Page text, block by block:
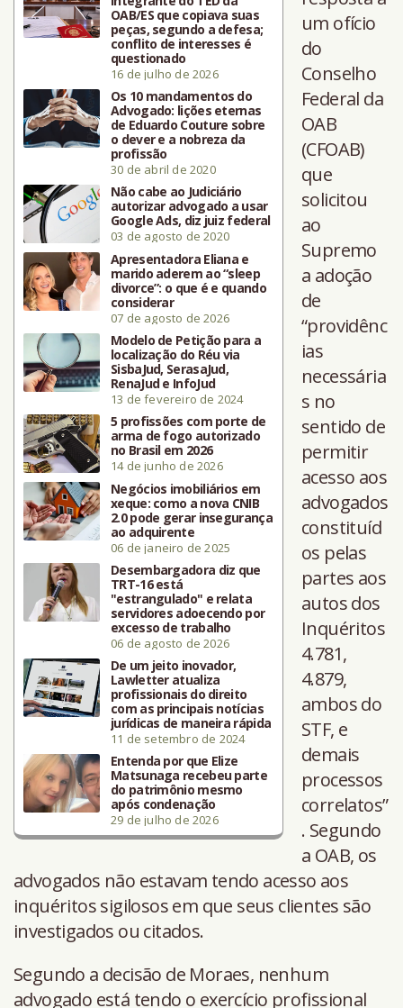
OAB/ES que copiava suas
peças, segundo a defesa;
conflito de interesses é
questionado
16 de julho de 2026
Os 10 mandamentos do
Advogado: lições eternas
de Eduardo Couture sobre
o dever e a nobreza da
profissão
30 de abril de 2020
Não cabe ao Judiciário
autorizar advogado a usar
Google Ads, diz juiz federal
03 de agosto de 2020
Apresentadora Eliana e
marido aderem ao “sleep
divorce”: o que é e quando
considerar
07 de agosto de 2026
Modelo de Petição para a
localização do Réu via
SisbaJud, SerasaJud,
RenaJud e InfoJud
13 de fevereiro de 2024
5 profissões com porte de
arma de fogo autorizado
no Brasil em 2026
14 de junho de 2026
Negócios imobiliários em
xeque: como a nova CNIB
2.0 pode gerar insegurança
ao adquirente
06 de janeiro de 2025
Desembargadora diz que
TRT-16 está
"estrangulado" e relata
servidores adoecendo por
excesso de trabalho
06 de agosto de 2026
De um jeito inovador,
Lawletter atualiza
profissionais do direito
com as principais notícias
jurídicas de maneira rápida
11 de setembro de 2024
Entenda por que Elize
Matsunaga recebeu parte
do patrimônio mesmo
após condenação
29 de julho de 2026
um ofício
do
Conselho
Federal da
OAB
(CFOAB)
que
solicitou
ao
Supremo
a adoção
de
“providênc
ias
necessária
s no
sentido de
permitir
acesso aos
advogados
constituíd
os pelas
partes aos
autos dos
Inquéritos
4.781,
4.879,
ambos do
STF, e
demais
processos
correlatos”
. Segundo
a OAB, os
advogados não estavam tendo acesso aos
inquéritos sigilosos em que seus clientes são
investigados ou citados.
Segundo a decisão de Moraes, nenhum
advogado está tendo o exercício profissional